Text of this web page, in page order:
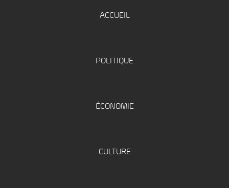
ACCUEIL
POLITIQUE
ÉCONOMIE
CULTURE